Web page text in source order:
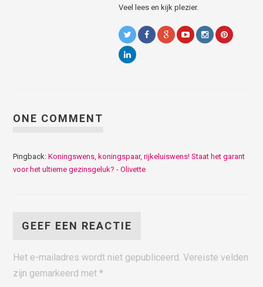
Veel lees en kijk plezier.
ONE COMMENT
Pingback:Koningswens, koningspaar, rijkeluiswens! Staat het garant
voor het ultieme gezinsgeluk? - Olivette
GEEF EEN REACTIE
Het e-mailadres wordt niet gepubliceerd. Vereiste velden
zijn gemarkeerd met*